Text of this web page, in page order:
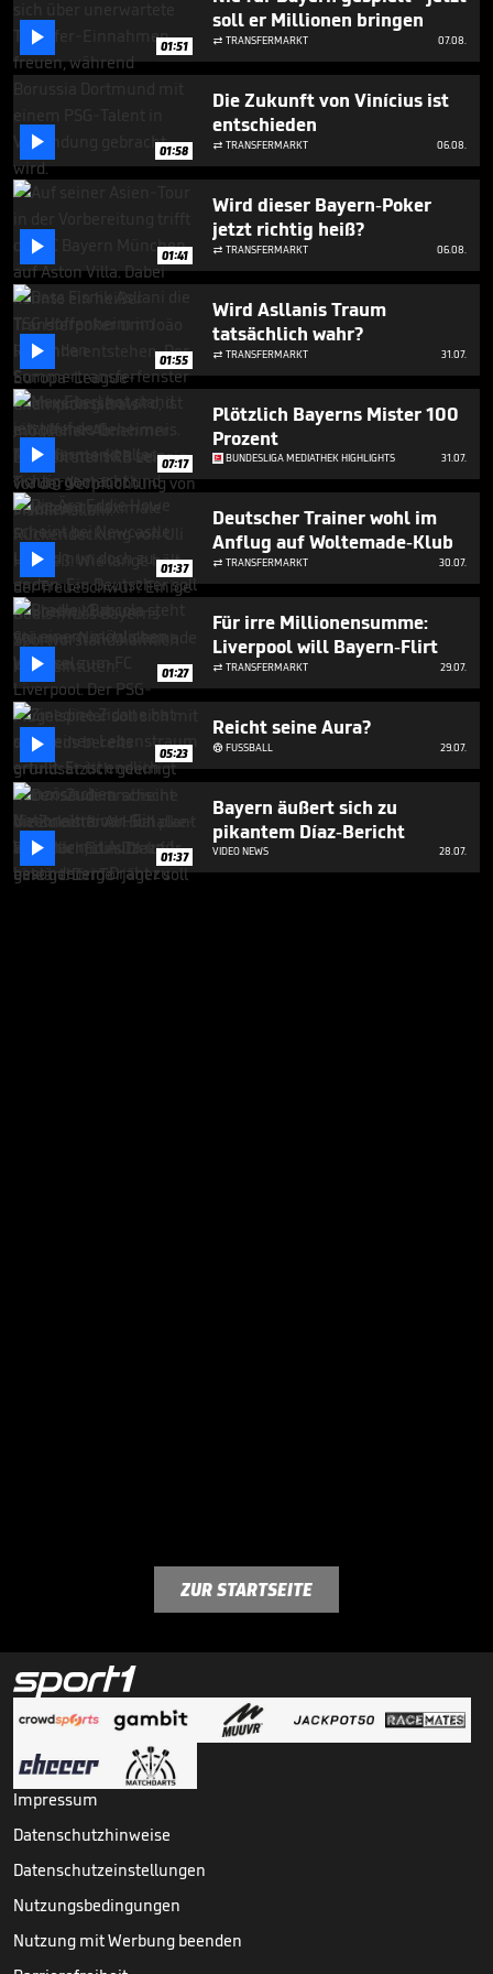
15
seconds
 01:51
soll er Millionen bringen
 TRANSFERMARKT 07.08.
 01:58
Die Zukunft von Vinícius ist
entschieden
 TRANSFERMARKT 06.08.
 01:41
Wird dieser Bayern-Poker
jetzt richtig heiß?
 TRANSFERMARKT 06.08.
 01:55
Wird Asllanis Traum
tatsächlich wahr?
 TRANSFERMARKT 31.07.
 07:17
Plötzlich Bayerns Mister 100
Prozent
BUNDESLIGA MEDIATHEK HIGHLIGHTS 31.07.
 01:37
Deutscher Trainer wohl im
Anflug auf Woltemade-Klub
 TRANSFERMARKT 30.07.
 01:27
Für irre Millionensumme:
Liverpool will Bayern-Flirt
 TRANSFERMARKT 29.07.
 05:23
Reicht seine Aura?
FUSSBALL 29.07.
 01:37
Bayern äußert sich zu
pikantem Díaz-Bericht
VIDEO NEWS 28.07.
ZUR STARTSEITE
Impressum
Datenschutzhinweise
Datenschutzeinstellungen
Nutzungsbedingungen
Nutzung mit Werbung beenden